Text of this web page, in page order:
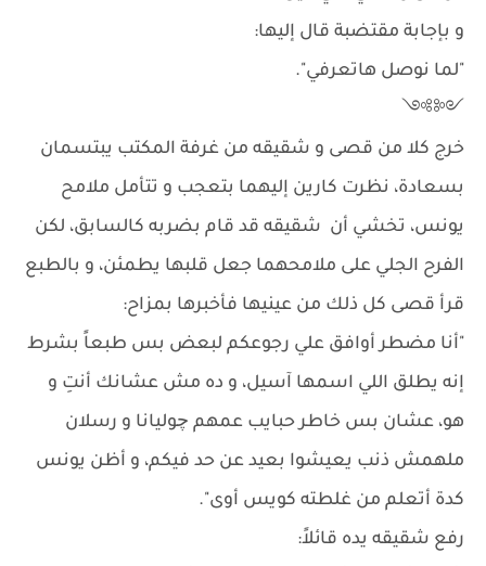
و بإجابة مقتضبة قال إليها:
"لما نوصل هاتعرفي".
༺༻
خرج كلا من قصى و شقيقه من غرفة المكتب يبتسمان
بسعادة، نظرت كارين إليهما بتعجب و تتأمل ملامح
يونس، تخشي أن شقيقه قد قام بضربه كالسابق، لكن
الفرح الجلي على ملامحهما جعل قلبها يطمئن، و بالطبع
قرأ قصى كل ذلك من عينيها فأخبرها بمزاح:
"أنا مضطر أوافق علي رجوعكم لبعض بس طبعاً بشرط
إنه يطلق اللي اسمها آسيل، و ده مش عشانك أنتِ و
هو، عشان بس خاطر حبايب عمهم چوليانا و رسلان
ملهمش ذنب يعيشوا بعيد عن حد فيكم، و أظن يونس
كدة أتعلم من غلطته كويس أوى".
رفع شقيقه يده قائلاً: